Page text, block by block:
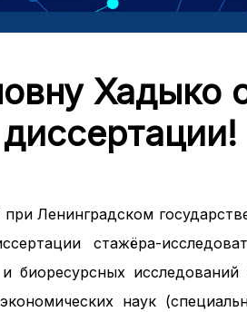
Хадыко
Ленинградском
стажёра-
и биоресурсных
наук